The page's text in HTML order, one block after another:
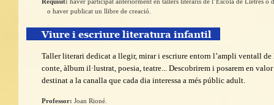
Requisit: haver participat anteriorment en tallers literaris de l’Escola de Lletres o
o haver publicat un llibre de creació.
Viure i escriure literatura infantil
Taller literari dedicat a llegir, mirar i escriure entorn l’ampli ventall
conte, àlbum il·lustrat, poesia, teatre... Descobrirem i posarem en
destinat a la canalla que cada dia interessa a més públic adult.
Professor: Joan Rioné